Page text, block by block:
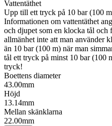
Vattentäthet
Upp till ett tryck på 10 bar (100
Informationen om vattentäthet
och djupet som en klocka tål
allmänhet inte att man använder
än 10 bar (100 m) när man
tål ett tryck på minst 10 bar (100
tryck!
Boettens diameter
43.00mm
Höjd
13.14mm
Mellan skänklarna
22.00mm